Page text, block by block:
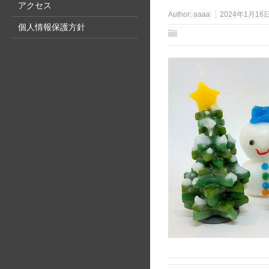
アクセス
個人情報保護方針
Author: aaaa 2024年1月16